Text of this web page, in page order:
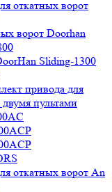
откатных ворот
ворот Doorhan
Sliding-1300
привода для
пультами
откатных ворот An